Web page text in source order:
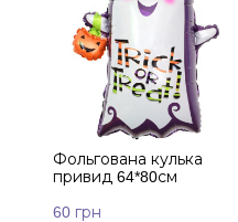
Фольгована кулька
привид 64*80см
60 грн